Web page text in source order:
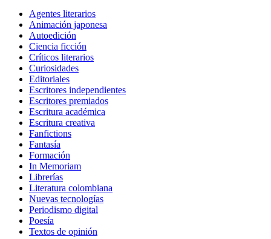
Agentes literarios
Animación japonesa
Autoedición
Ciencia ficción
Críticos literarios
Curiosidades
Editoriales
Escritores independientes
Escritores premiados
Escritura académica
Escritura creativa
Fanfictions
Fantasía
Formación
In Memoriam
Librerías
Literatura colombiana
Nuevas tecnologías
Periodismo digital
Poesía
Textos de opinión